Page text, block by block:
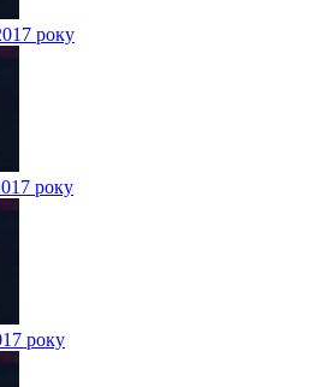
року
року
року